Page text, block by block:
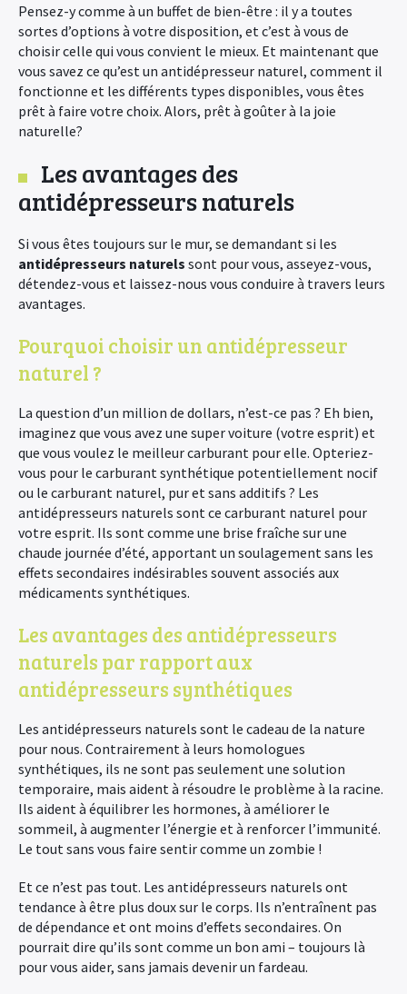
Pensez-y comme à un buffet de bien-être : il y a toutes
sortes d’options à votre disposition, et c’est à vous de
choisir celle qui vous convient le mieux. Et maintenant que
vous savez ce qu’est un antidépresseur naturel, comment il
fonctionne et les différents types disponibles, vous êtes
prêt à faire votre choix. Alors, prêt à goûter à la joie
naturelle?
Les avantages des
antidépresseurs naturels
Si vous êtes toujours sur le mur, se demandant si les
antidépresseurs naturels sont pour vous, asseyez-vous,
détendez-vous et laissez-nous vous conduire à travers leurs
avantages.
Pourquoi choisir un antidépresseur
naturel ?
La question d’un million de dollars, n’est-ce pas ? Eh bien,
imaginez que vous avez une super voiture (votre esprit) et
que vous voulez le meilleur carburant pour elle. Opteriez-
vous pour le carburant synthétique potentiellement nocif
ou le carburant naturel, pur et sans additifs ? Les
antidépresseurs naturels sont ce carburant naturel pour
votre esprit. Ils sont comme une brise fraîche sur une
chaude journée d’été, apportant un soulagement sans les
effets secondaires indésirables souvent associés aux
médicaments synthétiques.
Les avantages des antidépresseurs
naturels par rapport aux
antidépresseurs synthétiques
Les antidépresseurs naturels sont le cadeau de la nature
pour nous. Contrairement à leurs homologues
synthétiques, ils ne sont pas seulement une solution
temporaire, mais aident à résoudre le problème à la racine.
Ils aident à équilibrer les hormones, à améliorer le
sommeil, à augmenter l’énergie et à renforcer l’immunité.
Le tout sans vous faire sentir comme un zombie !
Et ce n’est pas tout. Les antidépresseurs naturels ont
tendance à être plus doux sur le corps. Ils n’entraînent pas
de dépendance et ont moins d’effets secondaires. On
pourrait dire qu’ils sont comme un bon ami – toujours là
pour vous aider, sans jamais devenir un fardeau.